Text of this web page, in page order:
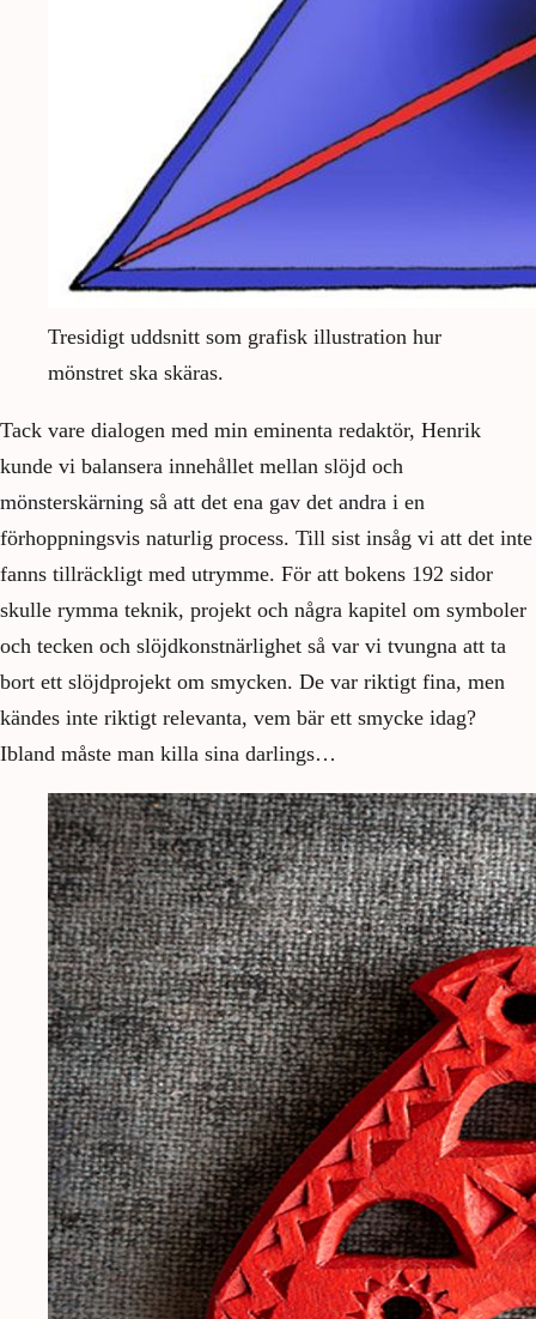
Tresidigt uddsnitt som grafisk illustration hur
mönstret ska skäras.
Tack vare dialogen med min eminenta redaktör, Henrik
kunde vi balansera innehållet mellan slöjd och
mönsterskärning så att det ena gav det andra i en
förhoppningsvis naturlig process. Till sist insåg vi att det inte
fanns tillräckligt med utrymme. För att bokens 192 sidor
skulle rymma teknik, projekt och några kapitel om symboler
och tecken och slöjdkonstnärlighet så var vi tvungna att ta
bort ett slöjdprojekt om smycken. De var riktigt fina, men
kändes inte riktigt relevanta, vem bär ett smycke idag?
Ibland måste man killa sina darlings…